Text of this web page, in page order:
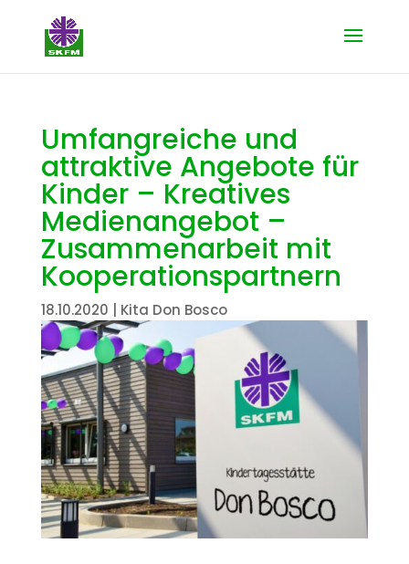
Umfangreiche und
attraktive Angebote für
Kinder – Kreatives
Medienangebot –
Zusammenarbeit mit
Kooperationspartnern
18.10.2020 Kita Don Bosco